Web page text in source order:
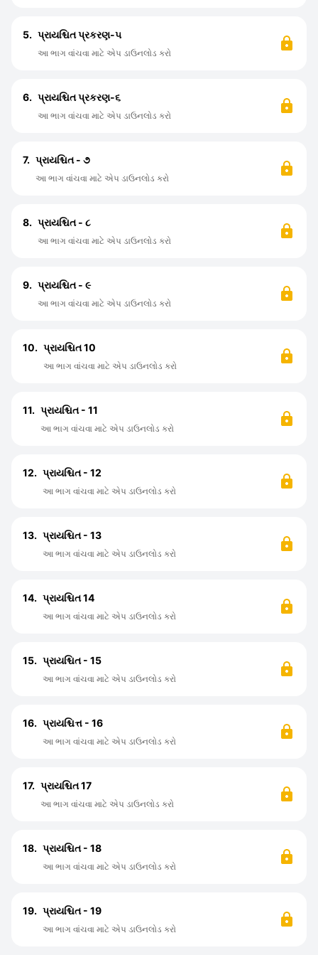
5. પ્રાયશ્ચિત પ્રકરણ-૫
આ ભાગ વાંચવા માટે એપ ડાઉનલોડ કરો
6. પ્રાયશ્ચિત પ્રકરણ-૬
આ ભાગ વાંચવા માટે એપ ડાઉનલોડ કરો
7. પ્રાયશ્ચિત - ૭
આ ભાગ વાંચવા માટે એપ ડાઉનલોડ કરો
8. પ્રાયશ્ચિત - ૮
આ ભાગ વાંચવા માટે એપ ડાઉનલોડ કરો
9. પ્રાયશ્ચિત - ૯
આ ભાગ વાંચવા માટે એપ ડાઉનલોડ કરો
10. પ્રાયશ્ચિત 10
આ ભાગ વાંચવા માટે એપ ડાઉનલોડ કરો
11. પ્રાયશ્ચિત - 11
આ ભાગ વાંચવા માટે એપ ડાઉનલોડ કરો
12. પ્રાયશ્ચિત - 12
આ ભાગ વાંચવા માટે એપ ડાઉનલોડ કરો
13. પ્રાયશ્ચિત - 13
આ ભાગ વાંચવા માટે એપ ડાઉનલોડ કરો
14. પ્રાયશ્ચિત 14
આ ભાગ વાંચવા માટે એપ ડાઉનલોડ કરો
15. પ્રાયશ્ચિત - 15
આ ભાગ વાંચવા માટે એપ ડાઉનલોડ કરો
16. પ્રાયશ્ચિત્ત - 16
આ ભાગ વાંચવા માટે એપ ડાઉનલોડ કરો
17. પ્રાયશ્ચિત 17
આ ભાગ વાંચવા માટે એપ ડાઉનલોડ કરો
18. પ્રાયશ્ચિત - 18
આ ભાગ વાંચવા માટે એપ ડાઉનલોડ કરો
19. પ્રાયશ્ચિત - 19
આ ભાગ વાંચવા માટે એપ ડાઉનલોડ કરો